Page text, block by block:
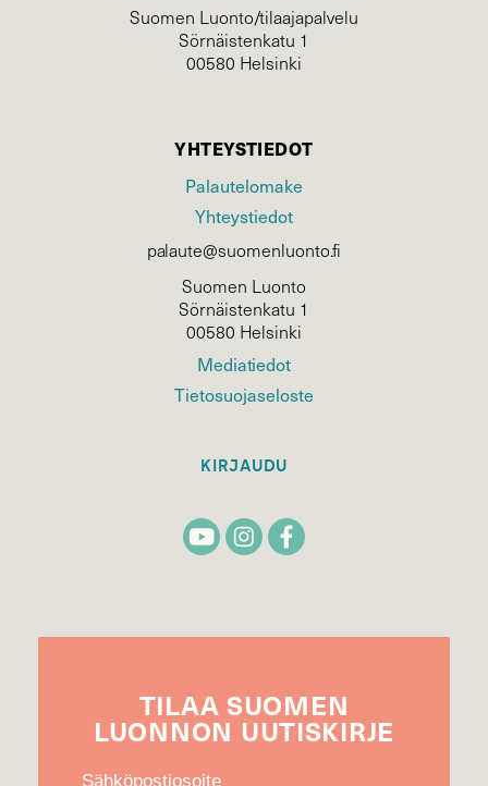
Suomen Luonto/tilaajapalvelu
Sörnäistenkatu 1
00580 Helsinki
YHTEYSTIEDOT
Palautelomake
Yhteystiedot
palaute@suomenluonto.fi
Suomen Luonto
Sörnäistenkatu 1
00580 Helsinki
Mediatiedot
Tietosuojaseloste
KIRJAUDU
TILAA SUOMEN
LUONNON UUTIS­KIRJE
Sähköpostiosoite